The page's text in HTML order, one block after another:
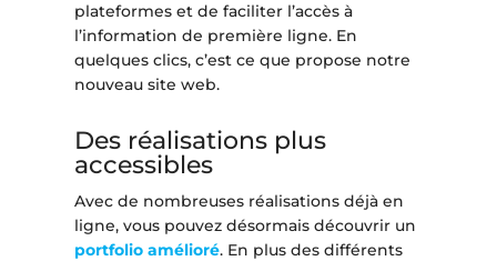
plateformes et de faciliter l’accès à
l’information de première ligne. En
quelques clics, c’est ce que propose notre
nouveau site web.
Des réalisations plus
accessibles
Avec de nombreuses réalisations déjà en
ligne, vous pouvez désormais découvrir un
portfolio amélioré. En plus des différents